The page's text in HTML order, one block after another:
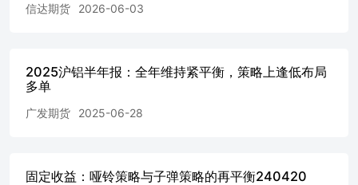
信达期货 2026-06-03
2025沪铝半年报：全年维持紧平衡，策略上逢低布局
多单
广发期货 2025-06-28
固定收益：哑铃策略与子弹策略的再平衡240420